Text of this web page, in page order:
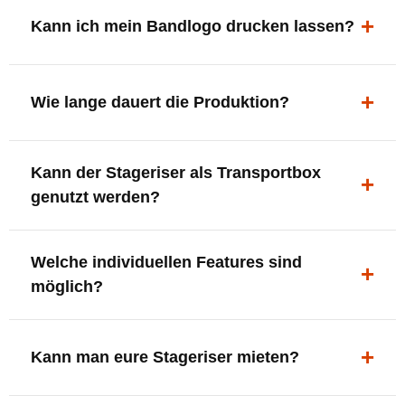
ergonomisch, sicher und gut sichtbar.
Kann ich mein Bandlogo drucken lassen?
deine Bühne, deine Marke.
Wie lange dauert die Produktion?
innerhalb Deutschlands kostenfrei.
Kann der Stageriser als Transportbox
genutzt werden?
oder Zubehör nutzen.
Welche individuellen Features sind
möglich?
XLR-Brücke / Schnittstelle
Setlist-Clip
Kann man eure Stageriser mieten?